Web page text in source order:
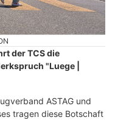
der TCS die
"Luege |
ASTAG und
tragen diese Botschaft